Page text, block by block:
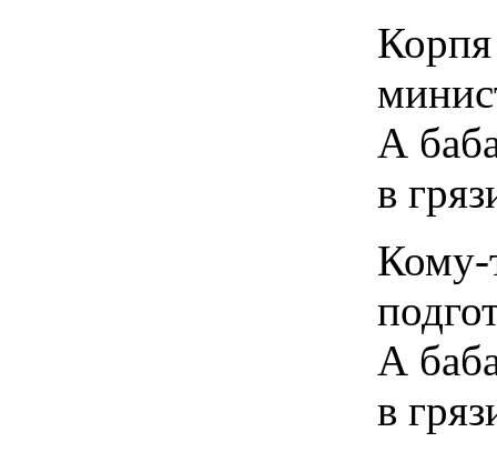
А
в
Кому-
А
в